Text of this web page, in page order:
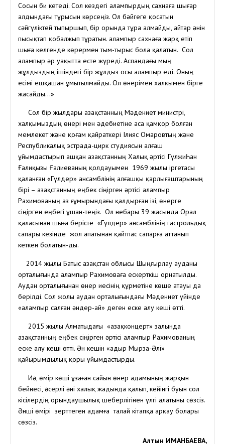
Сосын би кетеді. Сол кездегі Қалампырдың сахнаға шығар
алдындағы тұрысын көрсеңіз. Ол бәйгеге қосатын
сәйгүліктей тыпыршып, бір орында тұра алмайды, айтар әнін
пысықтап қобалжып тұратын. Қалампыр сахнаға жарқ етіп
шыға келгенде көрермен тым-тырыс бола қалатын. Сол
Қалампыр әр уақытта есте жүреді. Аспандағы мың
жұлдыздың ішіндегі бір жұлдыз осы Қалампыр еді. Оның
есімі ешқашан ұмытылмайды. Ол өнерімен халқымен бірге
жасайды…»
Сол бір жылдары Қазақстанның Мәдениет министрі,
халқымыздың өнері мен әдебиетіне аса қамқор болған
мемлекет және қоғам қайраткері Ілияс Омаровтың және
Республикалық эстрада-цирк студиясын алғаш
ұйымдастырып ашқан Қазақстанның Халық әртісі ГүлжиҺан
Ғалиқызы Ғалиеваның қолдауымен 1969 жылы іргетасы
қаланған «Гүлдер» ансамблінің алғашқы қарлығаштарының
бірі – Қазақстанның еңбек сіңірген әртісі Қалампыр
Рахимованың аз ғұмырындағы қалдырған ізі, өнерге
сіңірген еңбегі ұшан-теңіз. Ол небары 39 жасында Орал
қаласынан шыға берісте «Гүлдер» ансамблінің гастрольдық
сапары кезінде жол апатынан қайтпас сапарға аттанып
кеткен болатын-ды.
2014 жылы Батыс Қазақстан облысы Шыңғырлау ауданы
орталығында Қалампыр Рахимоваға ескерткіш орнатылды.
Аудан орталығынан өнер иесінің құрметіне көше атауы да
берілді. Сол жолы аудан орталығындағы Мәдениет үйінде
«Қалампыр салған әндер-ай» деген еске алу кеші өтті.
2015 жылы Алматыдағы «Қазақконцерт» залында
Қазақстанның еңбек сіңірген әртісі Қалампыр Рахимованың
еске алу кеші өтті. Ән кешін «Қадыр Мырза-Әлі»
қайырымдылық қоры ұйымдастырды.
Иә, өмір көші ұзаған сайын өнер адамының жарқын
бейнесі, әсерлі әні халық жадында қалып, кейінгі буын сол
кісілердің орындаушылық шеберлігінен үлгі алатыны сөзсіз.
Әнші өмірі зерттеген адамға талай кітапқа арқау болары
сөзсіз.
Алтын ИМАНБАЕВА,